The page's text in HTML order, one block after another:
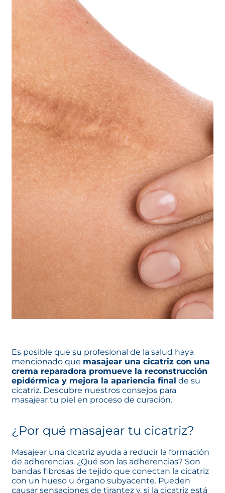
Es posible que su profesional de la salud haya
mencionado que masajear una cicatriz con una
crema reparadora promueve la reconstrucción
epidérmica y mejora la apariencia final de su
cicatriz. Descubre nuestros consejos para
masajear tu piel en proceso de curación.
¿Por qué masajear tu cicatriz?
Masajear una cicatriz ayuda a reducir la formación
de adherencias. ¿Qué son las adherencias? Son
bandas fibrosas de tejido que conectan la cicatriz
con un hueso u órgano subyacente. Pueden
causar sensaciones de tirantez y, si la cicatriz está